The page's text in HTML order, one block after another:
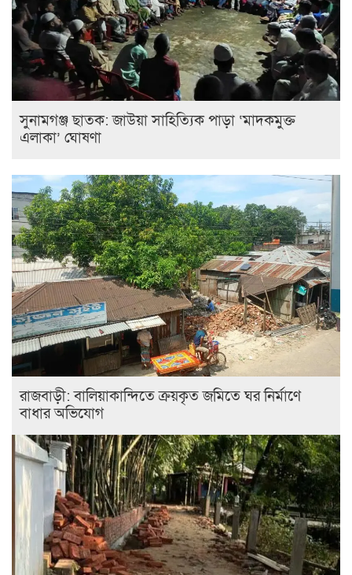
সুনামগঞ্জ ছাতক: জাউয়া সাহিত্যিক পাড়া ‘মাদকমুক্ত
এলাকা’ ঘোষণা
রাজবাড়ী: বালিয়াকান্দিতে ক্রয়কৃত জমিতে ঘর নির্মাণে
বাধার অভিযোগ